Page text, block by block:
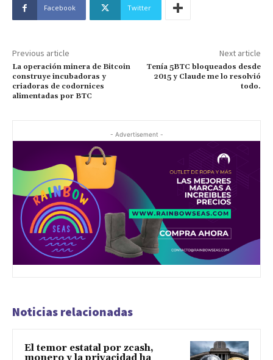
Facebook Twitter
Previous article
La operación minera de Bitcoin
construye incubadoras y
criadoras de codornices
alimentadas por BTC
Next article
Tenía 5BTC bloqueados desde
2015 y Claude me lo resolvió
todo.
- Advertisement -
Noticias relacionadas
El temor estatal por zcash,